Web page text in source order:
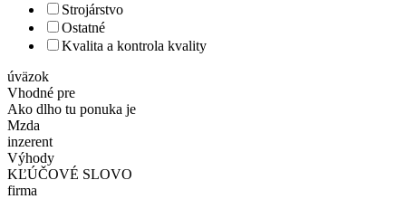
Strojárstvo
Ostatné
Kvalita a kontrola kvality
úväzok
Vhodné pre
Ako dlho tu ponuka je
Mzda
inzerent
Výhody
KĽÚČOVÉ SLOVO
firma